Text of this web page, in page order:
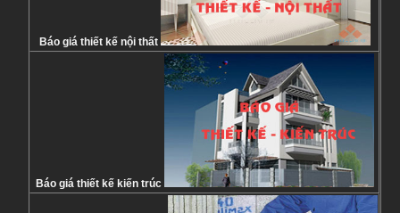
Báo giá thiết kế nội thất
Báo giá thiết kế kiến trúc